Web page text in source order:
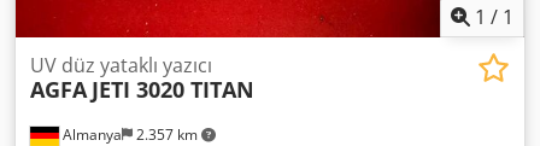
1 / 1
Almanya 2.357 km
UV düz yataklı yazıcı
AGFA JETI 3020 TITAN